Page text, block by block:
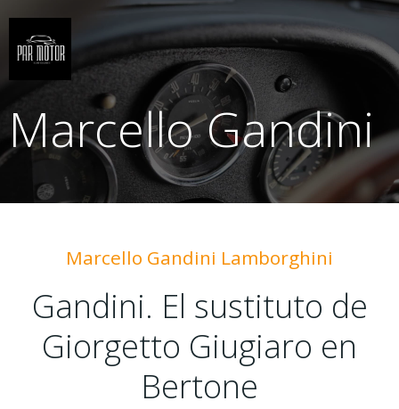
contenido
Marcello Gandini
Marcello Gandini Lamborghini
Gandini. El sustituto de
Giorgetto Giugiaro en
Bertone